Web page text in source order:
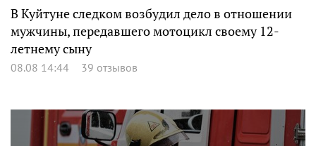
В Куйтуне следком возбудил дело в отношении
мужчины, передавшего мотоцикл своему 12-
летнему сыну
08.08 14:44 39 отзывов